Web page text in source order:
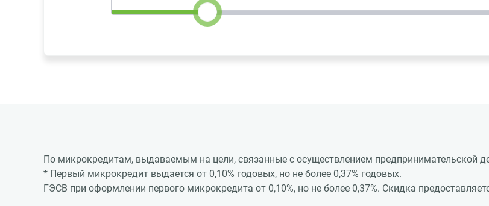
По микрокредитам, выдаваемым на цели, связанные с осуществлением предпринимательской
* Первый микрокредит выдается от 0,10% годовых, но не более 0,37% годовых.
ГЭСВ при оформлении первого микрокредита от 0,10%, но не более 0,37%. Скидка